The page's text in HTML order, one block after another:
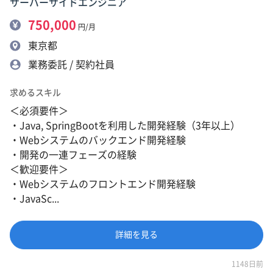
サーバーサイドエンジニア
750,000 円/月
東京都
業務委託 / 契約社員
求めるスキル
＜必須要件＞
・Java, SpringBootを利用した開発経験（3年以上）
・Webシステムのバックエンド開発経験
・開発の一連フェーズの経験
＜歓迎要件＞
・Webシステムのフロントエンド開発経験
・JavaSc...
詳細を見る
1148日前